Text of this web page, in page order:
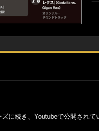
ズに続き、Youtubeで公開され